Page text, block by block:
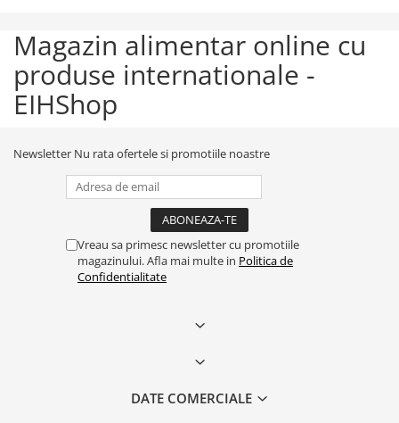
Magazin alimentar online cu
produse internationale -
EIHShop
Newsletter Nu rata ofertele si promotiile noastre
Vreau sa primesc newsletter cu promotiile
magazinului. Afla mai multe in Politica de
Confidentialitate
DATE COMERCIALE